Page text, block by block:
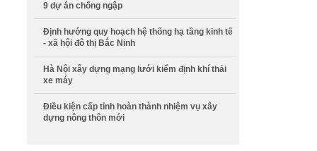
9 dự án chống ngập
Định hướng quy hoạch hệ thống hạ tầng kinh tế
- xã hội đô thị Bắc Ninh
Hà Nội xây dựng mạng lưới kiểm định khí thải
xe máy
Điều kiện cấp tỉnh hoàn thành nhiệm vụ xây
dựng nông thôn mới